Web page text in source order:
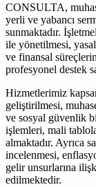
CONSULTA,
yerli ve yabancı
sunmaktadır.
ile yönetilmesi,
ve finansal
profesyonel destek
Hizmetlerimiz
geliştirilmesi,
ve sosyal güvenlik
işlemleri, mali
almaktadır. Ayrıca
incelenmesi,
gelir unsurlarına
edilmektedir.